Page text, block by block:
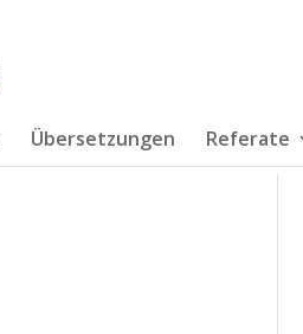
Übersetzungen Referate